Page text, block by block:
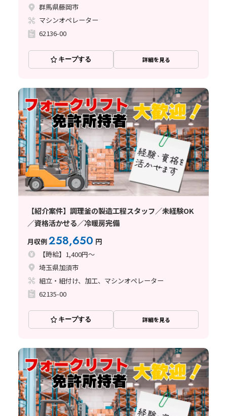
群馬県藤岡市
マシンオペレーター
62136-00
キープする 詳細を見る
【紹介案件】調理釜の製造工程スタッフ／未経験OK
／資格活かせる／冷暖房完備
月収例258,650 円
【時給】1,400円～
埼玉県加須市
組立・組付け、加工、マシンオペレーター
62135-00
キープする 詳細を見る